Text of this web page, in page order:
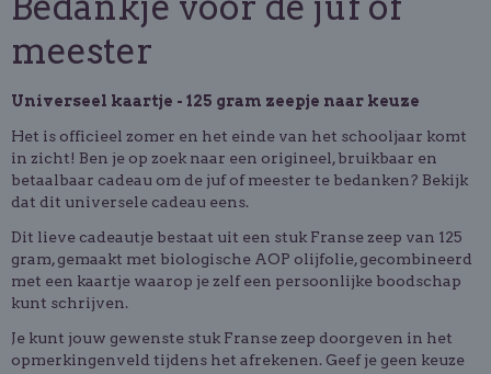
meester
Universeel kaartje - 125 gram zeepje naar keuze
Het is officieel zomer en het einde van het schooljaar komt
in zicht! Ben je op zoek naar een origineel, bruikbaar en
betaalbaar cadeau om de juf of meester te bedanken? Bekijk
dat dit universele cadeau eens.
Dit lieve cadeautje bestaat uit een stuk Franse zeep van 125
gram, gemaakt met biologische AOP olijfolie, gecombineerd
met een kaartje waarop je zelf een persoonlijke boodschap
kunt schrijven.
Je kunt jouw gewenste stuk Franse zeep doorgeven in het
opmerkingenveld tijdens het afrekenen. Geef je geen keuze